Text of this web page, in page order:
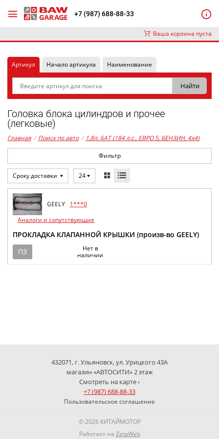
+7 (987) 688-88-33
Ваша корзина пуста
Артикул Начало артикула Наименование
Головка блока цилиндров и прочее
(легковые)
Главная / Поиск по авто / 1,8л. 6AT (184 л.с., ЕВРО 5, БЕНЗИН, 4x4)
Фильтр
Сроку доставки 24
GEELY
1***0
Аналоги и сопутствующие
ПРОКЛАДКА КЛАПАННОЙ КРЫШКИ (произв-во GEELY)
ПЗ
Нет в
наличии
432071, г. Ульяновск, ул. Урицкого 43А
магазин «АВТОСИТИ» 2 этаж
Смотреть на карте ›
+7 (987) 688-88-33
Пользовательское соглашение
© 2026 КИТАЙМОТОР
Работает на ZetaWeb